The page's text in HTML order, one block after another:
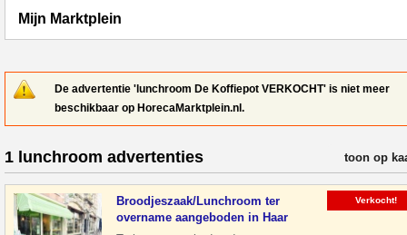
Mijn Marktplein
De advertentie 'lunchroom De Koffiepot VERKOCHT' is niet meer
beschikbaar op HorecaMarktplein.nl.
1 lunchroom advertenties verfijn
toon op
Broodjeszaak/Lunchroom ter
overname aangeboden in Haar
Verkocht!